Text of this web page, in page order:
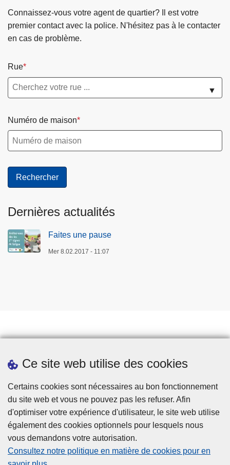
Ce site web utilise des cookies
Certains cookies sont nécessaires au bon fonctionnement
du site web et vous ne pouvez pas les refuser. Afin
d'optimiser votre expérience d'utilisateur, le site web utilise
également des cookies optionnels pour lesquels nous
vous demandons votre autorisation.
Consultez notre politique en matière de cookies pour en
Connaissez-vous votre agent de quartier? Il est votre
premier contact avec la police. N'hésitez pas à le contacter
en cas de problème.
Rue
▼
Numéro de maison
Dernières actualités
Faites une pause
Mer 8.02.2017 - 11:07
Téléchargements
Presse